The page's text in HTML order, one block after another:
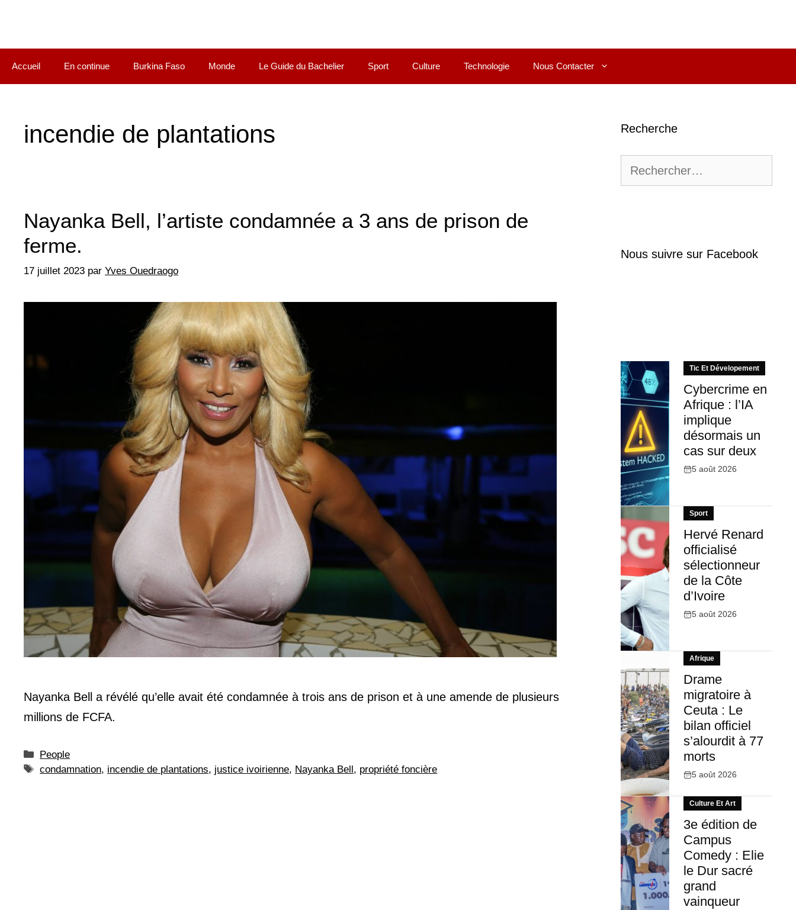
Accueil En continue Burkina Faso Monde Le Guide du Bachelier Sport Culture Technologie Nous Contacter
incendie de plantations
Nayanka Bell, l’artiste condamnée a 3 ans de prison de
ferme.
17 juillet 2023 par Yves Ouedraogo
Nayanka Bell a révélé qu’elle avait été condamnée à trois ans de prison et à une amende de plusieurs
millions de FCFA.
Catégories
People
Étiquettes
condamnation, incendie de plantations, justice ivoirienne, Nayanka Bell, propriété foncière
Recherche
Nous suivre sur Facebook
Tic Et Dévelopement
Cybercrime en
Afrique : l’IA
implique
désormais un
cas sur deux
5 août 2026
Sport
Hervé Renard
officialisé
sélectionneur
de la Côte
d’Ivoire
5 août 2026
Afrique
Drame
migratoire à
Ceuta : Le
bilan officiel
s’alourdit à 77
morts
5 août 2026
Culture Et Art
3e édition de
Campus
Comedy : Elie
le Dur sacré
grand
vainqueur